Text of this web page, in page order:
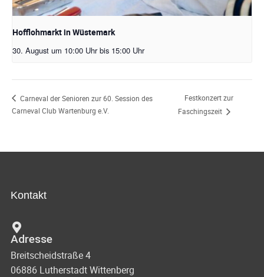
Hofflohmarkt in Wüstemark
30. August um 10:00 Uhr bis 15:00 Uhr
Carneval der Senioren zur 60. Session des
Carneval Club Wartenburg e.V.
Festkonzert zur
Faschingszeit
Kontakt
Adresse
Breitscheidstraße 4
06886 Lutherstadt Wittenberg